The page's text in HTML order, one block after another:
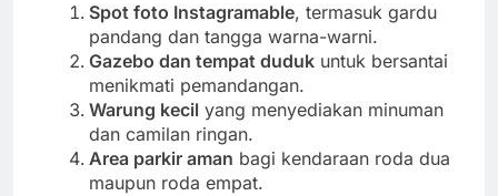
Spot foto Instagramable, termasuk gardu
pandang dan tangga warna-warni.
Gazebo dan tempat duduk untuk bersantai
menikmati pemandangan.
Warung kecil yang menyediakan minuman
dan camilan ringan.
Area parkir aman bagi kendaraan roda dua
maupun roda empat.